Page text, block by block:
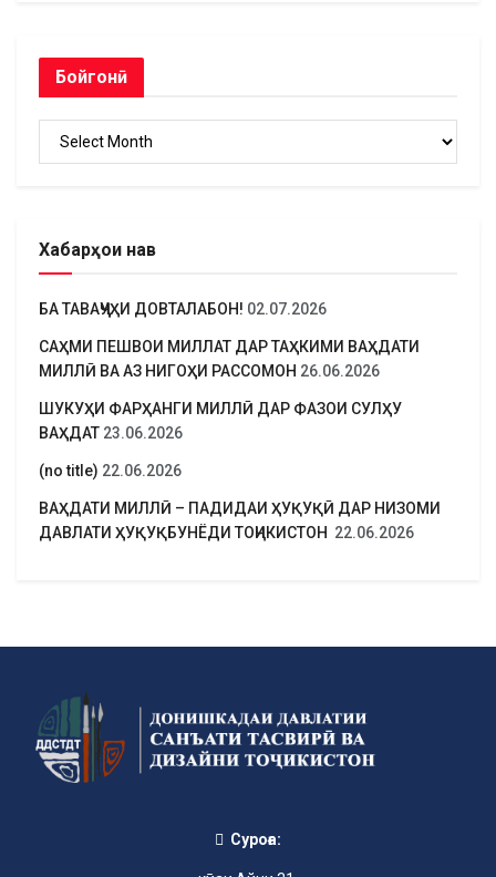
Бойгонӣ
Хабарҳои нав
БА ТАВАҶҶУҲИ ДОВТАЛАБОН! 02.07.2026
САҲМИ ПЕШВОИ МИЛЛАТ ДАР ТАҲКИМИ ВАҲДАТИ
МИЛЛӢ ВА АЗ НИГОҲИ РАССОМОН 26.06.2026
ШУКУҲИ ФАРҲАНГИ МИЛЛӢ ДАР ФАЗОИ СУЛҲУ
ВАҲДАТ 23.06.2026
(no title) 22.06.2026
ВАҲДАТИ МИЛЛӢ – ПАДИДАИ ҲУҚУҚӢ ДАР НИЗОМИ
ДАВЛАТИ ҲУҚУҚБУНЁДИ ТОҶИКИСТОН 22.06.2026
Суроға: